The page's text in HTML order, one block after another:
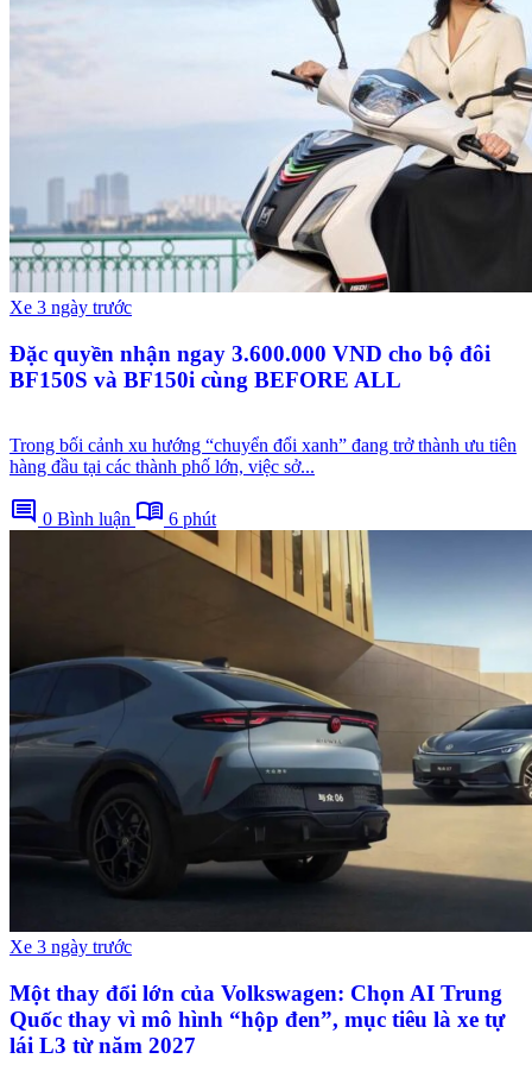
Xe 3 ngày trước
Đặc quyền nhận ngay 3.600.000 VND cho bộ đôi
BF150S và BF150i cùng BEFORE ALL
Trong bối cảnh xu hướng “chuyển đổi xanh” đang trở thành ưu tiên
hàng đầu tại các thành phố lớn, việc sở...
comment 0 Bình luận menu_book 6 phút
Xe 3 ngày trước
Một thay đổi lớn của Volkswagen: Chọn AI Trung
Quốc thay vì mô hình “hộp đen”, mục tiêu là xe tự
lái L3 từ năm 2027